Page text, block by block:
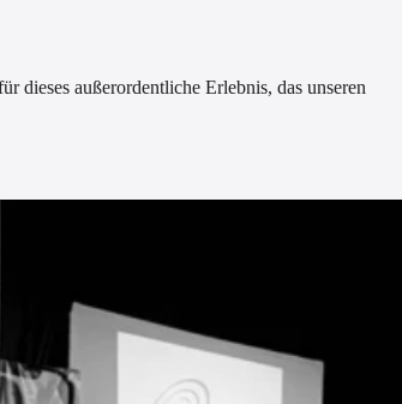
dieses außerordentliche Erlebnis, das unseren